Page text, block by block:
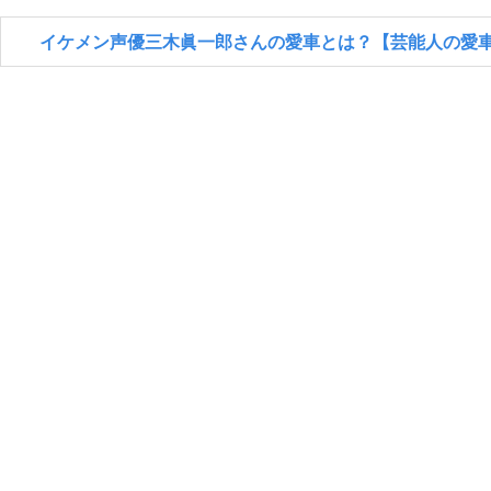
イケメン声優三木眞一郎さんの愛車とは？【芸能人の愛